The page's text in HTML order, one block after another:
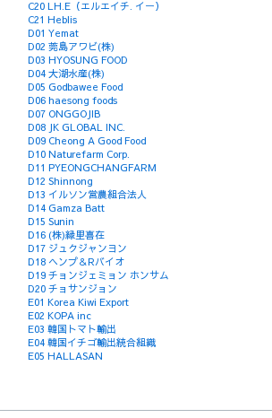
C20 LH.E（エルエイチ. イー）
C21 Heblis
D01 Yemat
D02 莞島アワビ(株)
D03 HYOSUNG FOOD
D04 大湖水産(株)
D05 Godbawee Food
D06 haesong foods
D07 ONGGOJIB
D08 JK GLOBAL INC.
D09 Cheong A Good Food
D10 Naturefarm Corp.
D11 PYEONGCHANGFARM
D12 Shinnong
D13 イルソン営農組合法人
D14 Gamza Batt
D15 Sunin
D16 (株)縁里喜在
D17 ジュクジャンヨン
D18 ヘンプ＆Rバイオ
D19 チョンジェミョン ホンサム
D20 チョサンジョン
E01 Korea Kiwi Export
E02 KOPA inc
E03 韓国トマト輸出
E04 韓国イチゴ輸出統合組織
E05 HALLASAN